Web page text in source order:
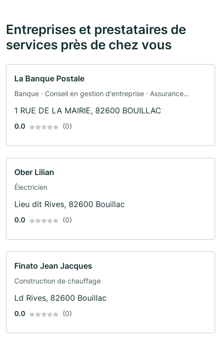
Entreprises et prestataires de
services près de chez vous
La Banque Postale
Banque · Conseil en gestion d'entreprise · Assurance
1 RUE DE LA MAIRIE, 82600 BOUILLAC
0.0 (0)
Ober Lilian
Électricien
Lieu dit Rives, 82600 Bouillac
0.0 (0)
Finato Jean Jacques
Construction de chauffage
Ld Rives, 82600 Bouillac
0.0 (0)